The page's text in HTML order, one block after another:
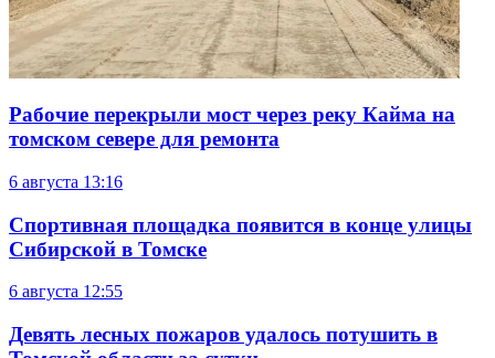
Рабочие перекрыли мост через реку Кайма на
томском севере для ремонта
6 августа 13:16
Спортивная площадка появится в конце улицы
Сибирской в Томске
6 августа 12:55
Девять лесных пожаров удалось потушить в